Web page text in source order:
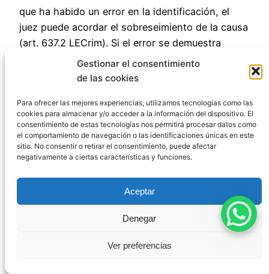
Gestionar el consentimiento
de las cookies
Para ofrecer las mejores experiencias, utilizamos tecnologías como las
cookies para almacenar y/o acceder a la información del dispositivo. El
consentimiento de estas tecnologías nos permitirá procesar datos como
el comportamiento de navegación o las identificaciones únicas en este
sitio. No consentir o retirar el consentimiento, puede afectar
negativamente a ciertas características y funciones.
Aceptar
Denegar
Ver preferencias
que ha habido un error en la identificación, el
juez puede acordar el sobreseimiento de la causa
(art. 637.2 LECrim). Si el error se demuestra
durante el juicio, debería conducir a una
sentencia absolutoria. En ambos casos, si has
a una indemnización por funcionamiento anormal
de la Administración de Justicia, según lo
establecido en el art. 294 de la Ley Orgánica del
Poder Judicial.
Conclusión: La
importancia de una
defensa